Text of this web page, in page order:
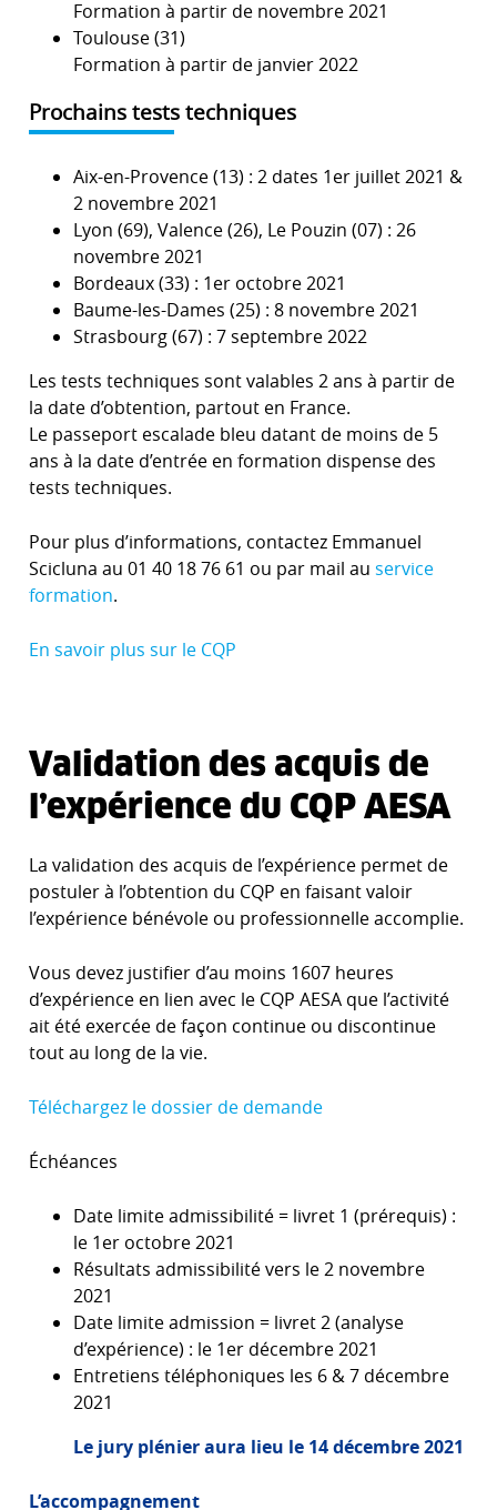
Formation à partir de novembre 2021
Toulouse (31)
Formation à partir de janvier 2022
Prochains tests techniques
Aix-en-Provence (13) : 2 dates 1er juillet 2021 &
2 novembre 2021
Lyon (69), Valence (26), Le Pouzin (07) : 26
novembre 2021
Bordeaux (33) : 1er octobre 2021
Baume-les-Dames (25) : 8 novembre 2021
Strasbourg (67) : 7 septembre 2022
Les tests techniques sont valables 2 ans à partir de
la date d’obtention, partout en France.
Le passeport escalade bleu datant de moins de 5
ans à la date d’entrée en formation dispense des
tests techniques.
Pour plus d’informations, contactez Emmanuel
Scicluna au 01 40 18 76 61 ou par mail au service
formation.
En savoir plus sur le CQP
Validation des acquis de
l’expérience du CQP AESA
La validation des acquis de l’expérience permet de
postuler à l’obtention du CQP en faisant valoir
l’expérience bénévole ou professionnelle accomplie.
Vous devez justifier d’au moins 1607 heures
d’expérience en lien avec le CQP AESA que l’activité
ait été exercée de façon continue ou discontinue
tout au long de la vie.
Téléchargez le dossier de demande
Échéances
Date limite admissibilité = livret 1 (prérequis) :
le 1er octobre 2021
Résultats admissibilité vers le 2 novembre
2021
Date limite admission = livret 2 (analyse
d’expérience) : le 1er décembre 2021
Entretiens téléphoniques les 6 & 7 décembre
2021
Le jury plénier aura lieu le 14 décembre 2021
L’accompagnement